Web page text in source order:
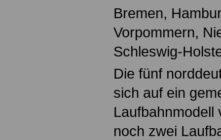
Bremen,
Vorpommern,
Schleswig-
Die fünf
sich auf ein
Laufbahnmodell
noch zwei